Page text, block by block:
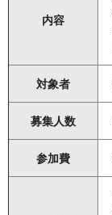
内容
対象者
募集人数
参加費